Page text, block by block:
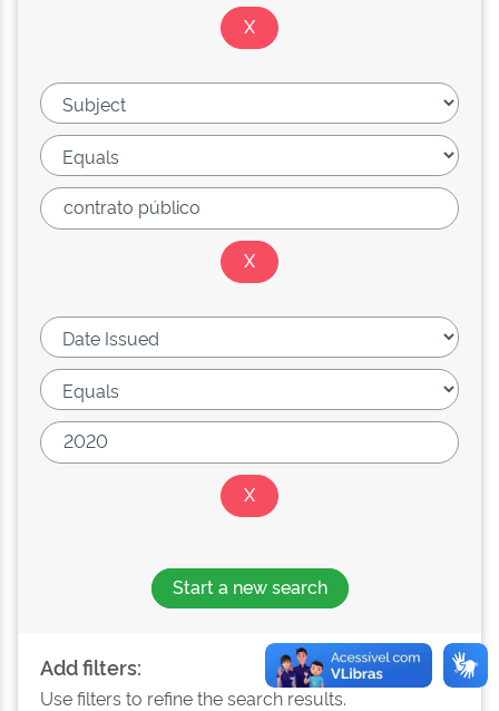
Start a new search
Add filters:
Use filters to refine the search results.